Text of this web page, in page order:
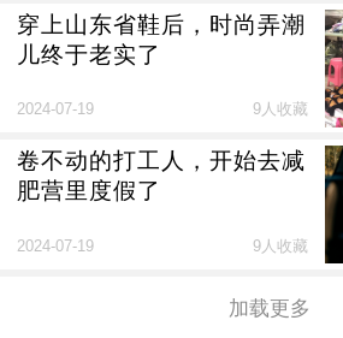
穿上山东省鞋后，时尚弄潮
儿终于老实了
2024-07-19 9人收藏
卷不动的打工人，开始去减
肥营里度假了
2024-07-19 9人收藏
加载更多